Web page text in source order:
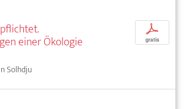
einer Ökologie
Solhdju
p
gratis